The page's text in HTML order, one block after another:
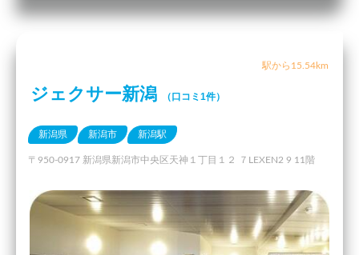
駅から15.54km
ジェクサー新潟 （口コミ1件）
新潟県 新潟市 新潟駅
〒950-0917 新潟県新潟市中央区天神１丁目１２ ７LEXEN2 9 11階